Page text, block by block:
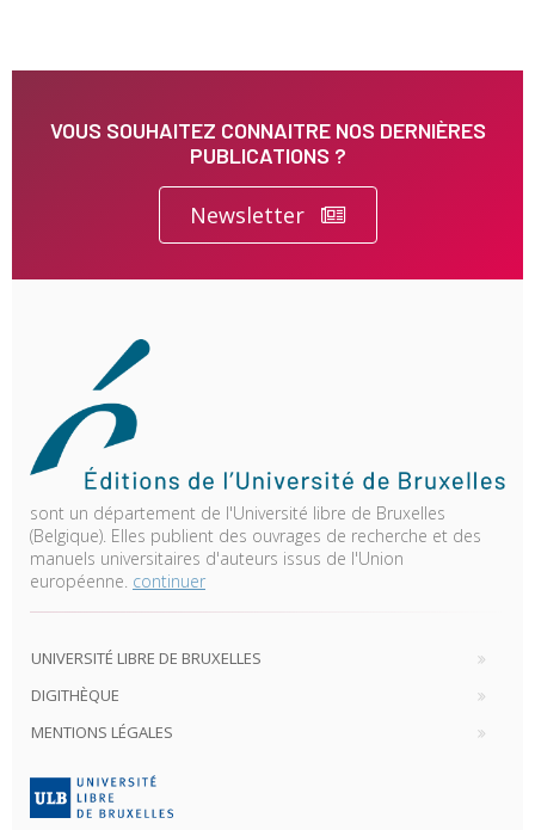
VOUS SOUHAITEZ CONNAITRE NOS DERNIÈRES
PUBLICATIONS ?
Newsletter
sont un département de l'Université libre de Bruxelles
(Belgique). Elles publient des ouvrages de recherche et des
manuels universitaires d'auteurs issus de l'Union
européenne. continuer
UNIVERSITÉ LIBRE DE BRUXELLES
DIGITHÈQUE
MENTIONS LÉGALES